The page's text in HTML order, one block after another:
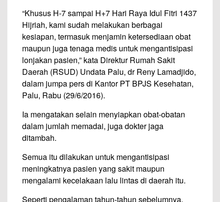
“Khusus H-7 sampai H+7 Hari Raya Idul Fitri 1437
Hijriah, kami sudah melakukan berbagai
kesiapan, termasuk menjamin ketersediaan obat
maupun juga tenaga medis untuk mengantisipasi
lonjakan pasien,” kata Direktur Rumah Sakit
Daerah (RSUD) Undata Palu, dr Reny Lamadjido,
dalam jumpa pers di Kantor PT BPJS Kesehatan,
Palu, Rabu (29/6/2016).
Ia mengatakan selain menyiapkan obat-obatan
dalam jumlah memadai, juga dokter jaga
ditambah.
Semua itu dilakukan untuk mengantisipasi
meningkatnya pasien yang sakit maupun
mengalami kecelakaan lalu lintas di daerah itu.
Seperti pengalaman tahun-tahun sebelumnya,